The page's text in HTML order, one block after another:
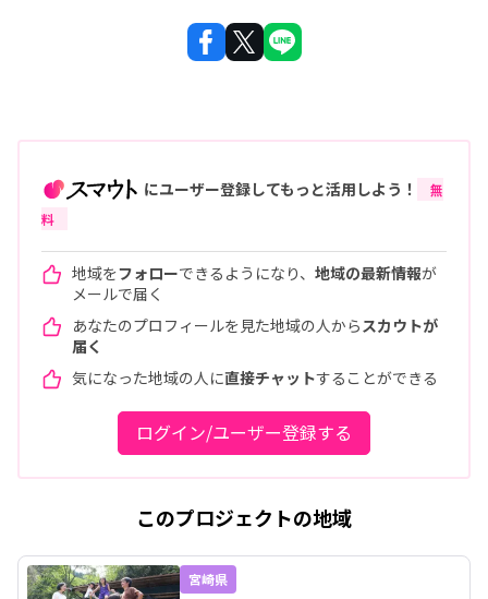
にユーザー登録してもっと活用しよう！
無
料
地域をフォローできるようになり、 地域の最新情報が
メールで届く
あなたのプロフィールを見た地域の人から スカウトが
届く
気になった地域の人に直接チャットすることができる
ログイン/ユーザー登録する
このプロジェクトの地域
宮崎県